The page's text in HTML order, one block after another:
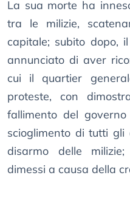
La sua morte ha
tra le milizie,
capitale; subito dopo,
annunciato di aver
cui il quartier
proteste, con
fallimento del
scioglimento di tutti
disarmo delle
dimessi a causa della